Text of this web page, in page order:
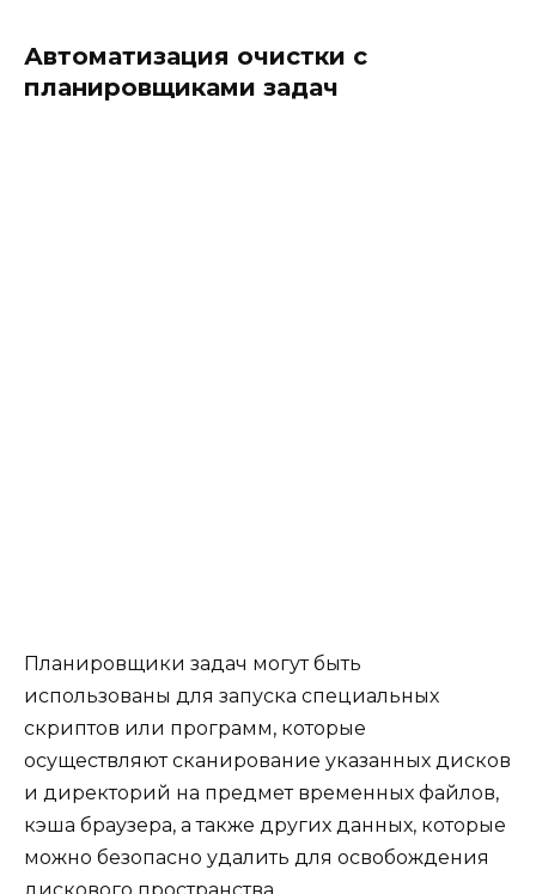
Автоматизация очистки с
планировщиками задач
Планировщики задач могут быть
использованы для запуска специальных
скриптов или программ, которые
осуществляют сканирование указанных дисков
и директорий на предмет временных файлов,
кэша браузера, а также других данных, которые
можно безопасно удалить для освобождения